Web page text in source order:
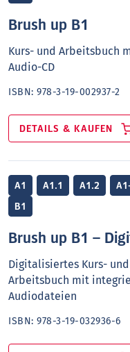
Brush up B1
Kurs- und Arbeitsbuch
Audio-CD
ISBN:978-3-19-002937-2
DETAILS & KAUFEN
A1 A1.1 A1.2
B1
Brush up B1 –
Digitalisiertes Kurs- und
Arbeitsbuch mit
Audiodateien
ISBN:978-3-19-032936-6